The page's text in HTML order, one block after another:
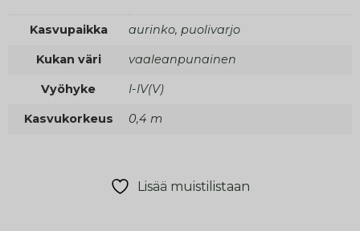
Kasvupaikka aurinko, puolivarjo
Kukan väri vaaleanpunainen
Vyöhyke I-IV(V)
Kasvukorkeus 0,4 m
Lisää muistilistaan